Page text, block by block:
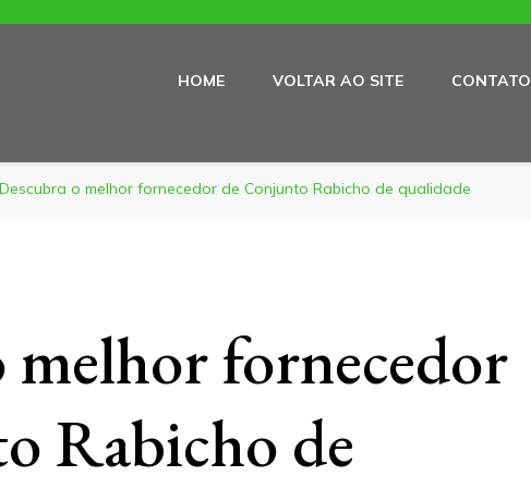
HOME VOLTAR AO SITE CONTATO
Descubra o melhor fornecedor de Conjunto Rabicho de qualidade
melhor fornecedor
Rabicho de